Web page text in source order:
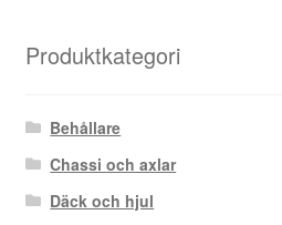
Produktkategori
Behållare
Chassi och axlar
Däck och hjul